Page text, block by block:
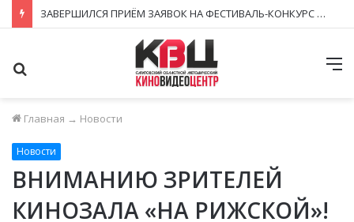
ЗАВЕРШИЛСЯ ПРИЁМ ЗАЯВОК НА ФЕСТИВАЛЬ-КОНКУРС «КИНОВЕРТИКАЛЬ 2026»
Главная → Новости
Новости
ВНИМАНИЮ ЗРИТЕЛЕЙ
КИНОЗАЛА «НА РИЖСКОЙ»!